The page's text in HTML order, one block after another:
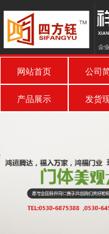
网站首页 公司
产品展示 发货